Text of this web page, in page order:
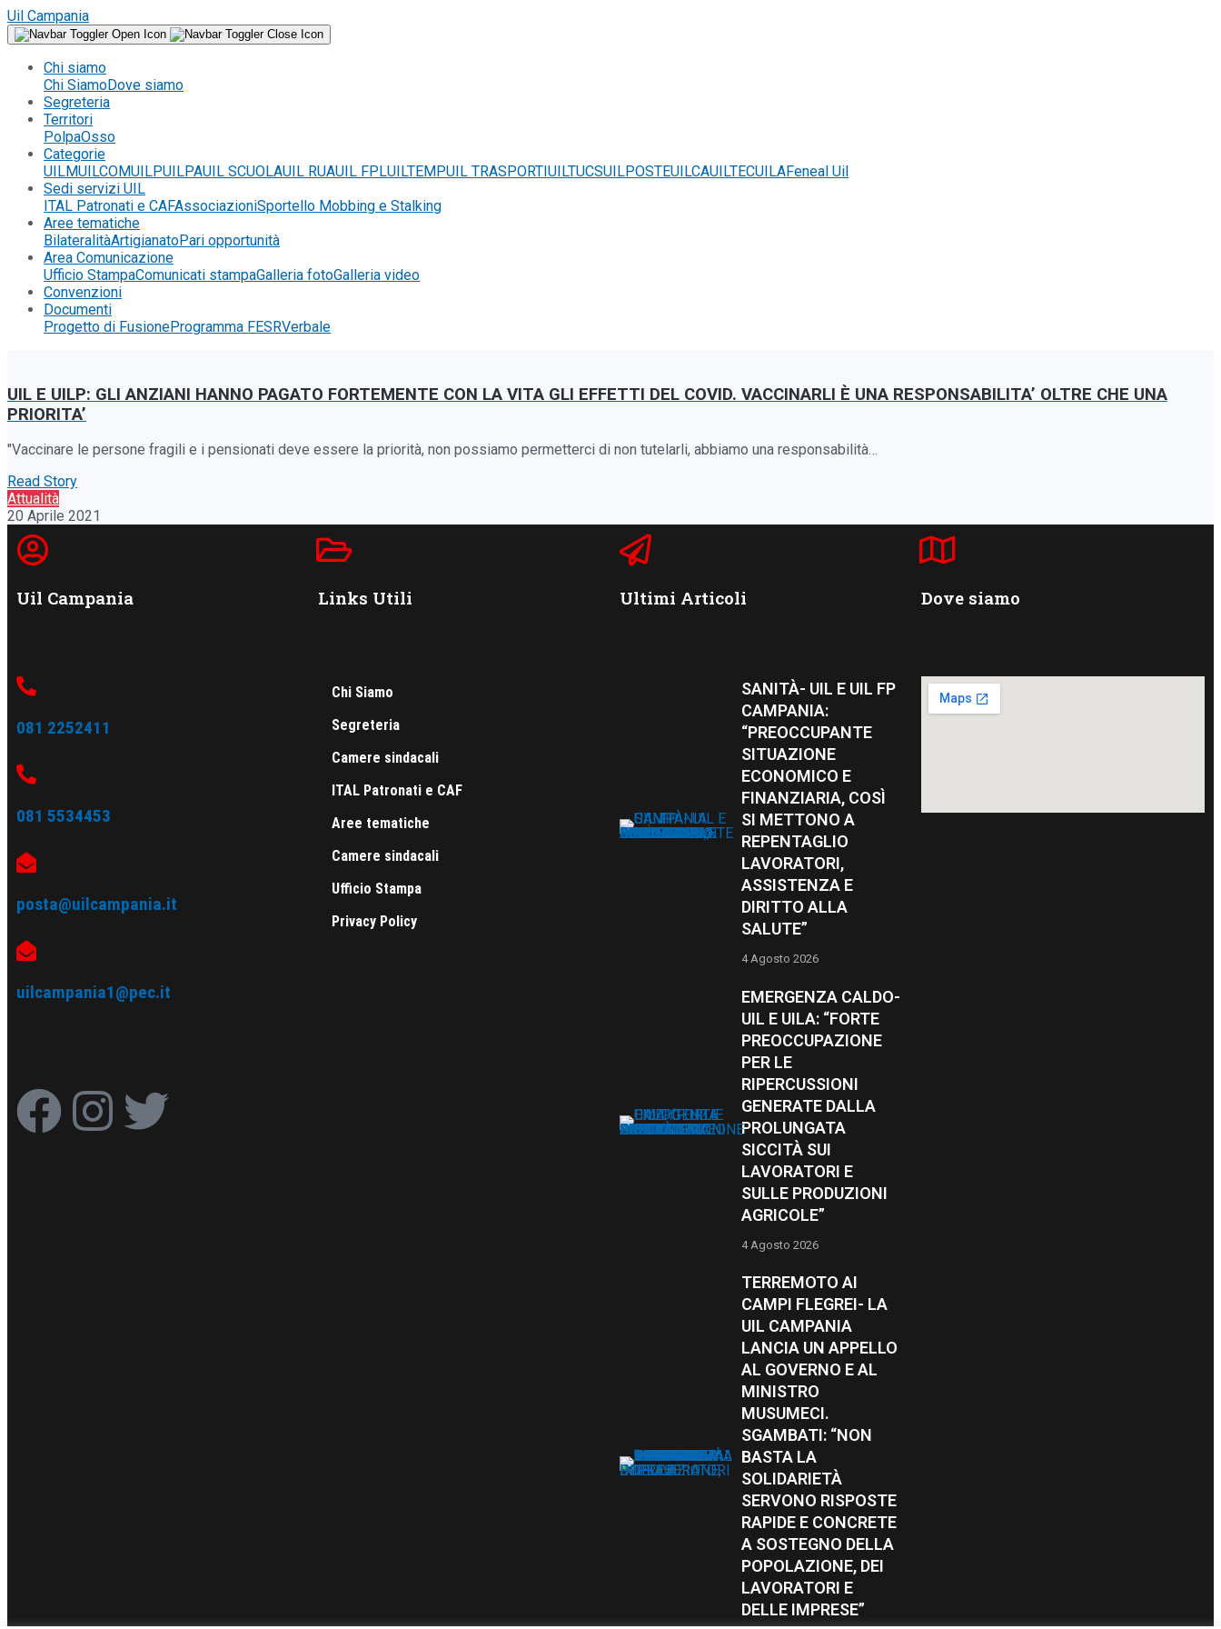
Uil Campania
Chi siamo
Chi SiamoDove siamo
Segreteria
Territori
PolpaOsso
Categorie
UILMUILCOMUILPUILPAUIL SCUOLAUIL RUAUIL FPLUILTEMPUIL TRASPORTIUILTUCSUILPOSTEUILCAUILTECUILAFeneal Uil
Sedi servizi UIL
ITAL Patronati e CAFAssociazioniSportello Mobbing e Stalking
Aree tematiche
BilateralitàArtigianatoPari opportunità
Area Comunicazione
Ufficio StampaComunicati stampaGalleria fotoGalleria video
Convenzioni
Documenti
Progetto di FusioneProgramma FESRVerbale
UIL E UILP: GLI ANZIANI HANNO PAGATO FORTEMENTE CON LA VITA GLI EFFETTI DEL COVID. VACCINARLI È UNA RESPONSABILITA’ OLTRE CHE UNA
PRIORITA’
"Vaccinare le persone fragili e i pensionati deve essere la priorità, non possiamo permetterci di non tutelarli, abbiamo una responsabilità…
Read Story
Attualità
20 Aprile 2021
Uil Campania
081 2252411
081 5534453
posta@uilcampania.it
uilcampania1@pec.it
Links Utili
Chi Siamo
Segreteria
Camere sindacali
ITAL Patronati e CAF
Aree tematiche
Camere sindacali
Ufficio Stampa
Privacy Policy
Ultimi Articoli
SANITÀ- UIL E UIL FP
CAMPANIA:
“PREOCCUPANTE
SITUAZIONE
ECONOMICO E
FINANZIARIA, COSÌ
SI METTONO A
REPENTAGLIO
LAVORATORI,
ASSISTENZA E
DIRITTO ALLA
SALUTE”
4 Agosto 2026
EMERGENZA CALDO-
UIL E UILA: “FORTE
PREOCCUPAZIONE
PER LE
RIPERCUSSIONI
GENERATE DALLA
PROLUNGATA
SICCITÀ SUI
LAVORATORI E
SULLE PRODUZIONI
AGRICOLE”
4 Agosto 2026
TERREMOTO AI
CAMPI FLEGREI- LA
UIL CAMPANIA
LANCIA UN APPELLO
AL GOVERNO E AL
MINISTRO
MUSUMECI.
SGAMBATI: “NON
BASTA LA
SOLIDARIETÀ
SERVONO RISPOSTE
RAPIDE E CONCRETE
A SOSTEGNO DELLA
POPOLAZIONE, DEI
LAVORATORI E
DELLE IMPRESE”
Dove siamo